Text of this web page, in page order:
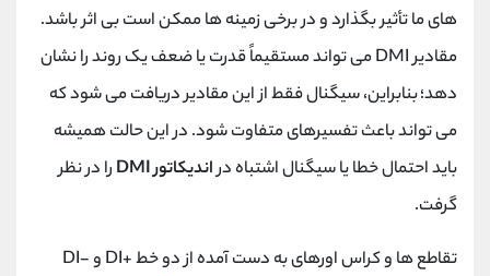
های ما تأثیر بگذارد و در برخی زمینه ها ممکن است بی اثر باشد.
مقادیر DMI می تواند مستقیماً قدرت یا ضعف یک روند را نشان
دهد؛ بنابراین، سیگنال فقط از این مقادیر دریافت می شود که
می تواند باعث تفسیرهای متفاوت شود. در این حالت همیشه
باید احتمال خطا یا سیگنال اشتباه دراندیکاتور DMI
را در نظر
گرفت.
تقاطع ها و کراس اورهای به دست آمده از دو خط +DI و -DI